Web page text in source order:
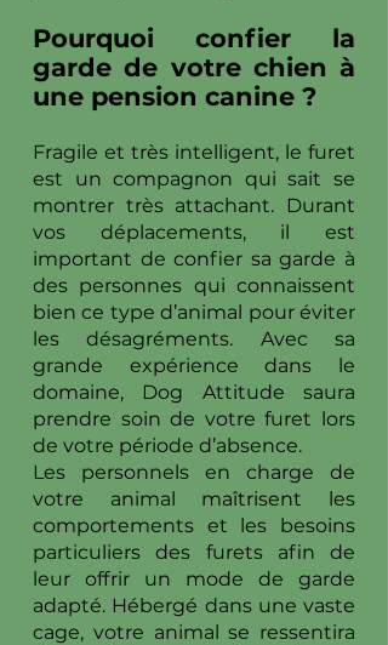
Pourquoi confier la
garde de votre chien à
une pension canine ?
Fragile et très intelligent, le furet
est un compagnon qui sait se
montrer très attachant. Durant
vos déplacements, il est
important de confier sa garde à
des personnes qui connaissent
bien ce type d’animal pour éviter
les désagréments. Avec sa
grande expérience dans le
domaine, Dog Attitude saura
prendre soin de votre furet lors
de votre période d’absence.
Les personnels en charge de
votre animal maîtrisent les
comportements et les besoins
particuliers des furets afin de
leur offrir un mode de garde
adapté. Hébergé dans une vaste
cage, votre animal se ressentira